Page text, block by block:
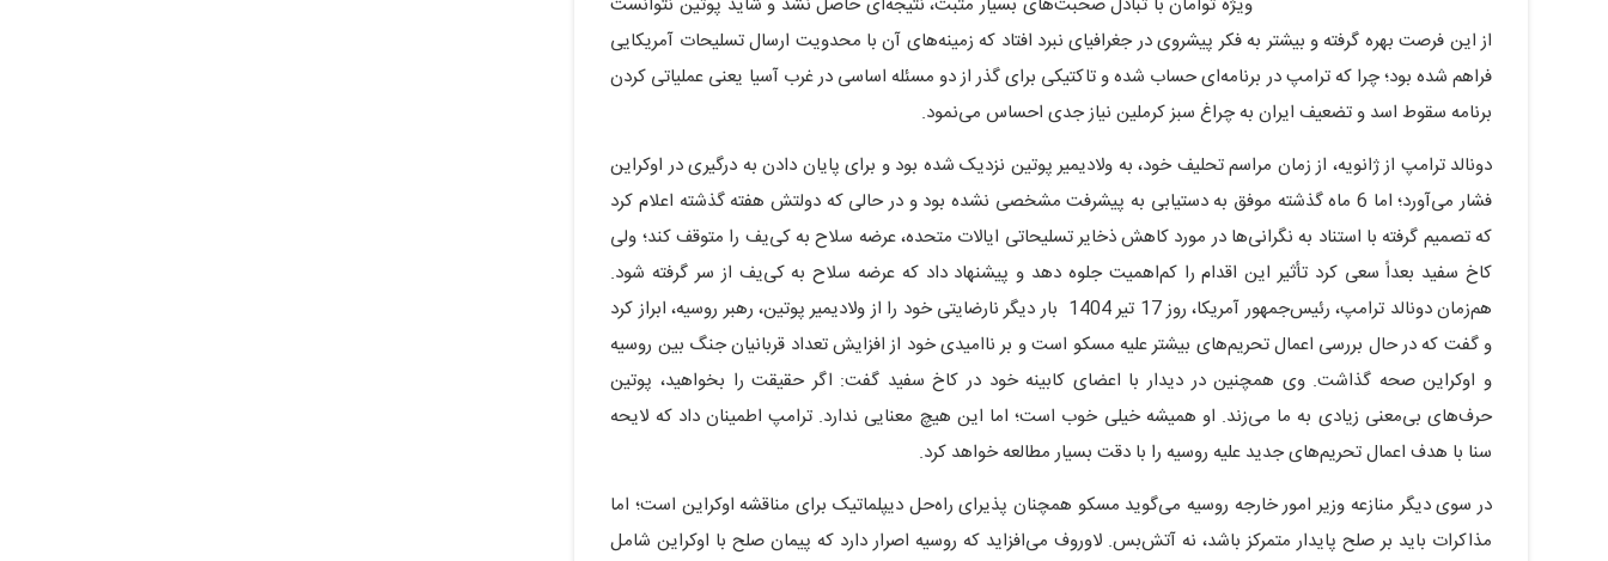
از این فرصت بهره گرفته و بیشتر به فکر پیشروی در جغرافیای نبرد افتاد که زمینه‌های آن با محدویت ارسال تسلیحات آمریکایی
فراهم شده بود؛ چرا که ترامپ در برنامه‌ای حساب شده و تاکتیکی برای گذر از دو مسئله اساسی در غرب آسیا یعنی عملیاتی کردن
برنامه سقوط اسد و تضعیف ایران به چراغ سبز کرملین نیاز جدی احساس می‌نمود.
دونالد ترامپ از ژانویه، از زمان مراسم تحلیف خود، به ولادیمیر پوتین نزدیک شده بود و برای پایان دادن به درگیری در اوکراین
فشار می‌آورد؛ اما 6 ماه گذشته موفق به دستیابی به پیشرفت مشخصی نشده بود و در حالی که دولتش هفته گذشته اعلام کرد
که تصمیم گرفته با استناد به نگرانی‌ها در مورد کاهش ذخایر تسلیحاتی ایالات متحده، عرضه سلاح به کی‌یف را متوقف کند؛ ولی
کاخ سفید بعداً سعی کرد تأثیر این اقدام را کم‌اهمیت جلوه دهد و پیشنهاد داد که عرضه سلاح به کی‌یف از سر گرفته شود.
هم‌زمان دونالد ترامپ، رئیس‌جمهور آمریکا، روز 17 تیر 1404 بار دیگر نارضایتی خود را از ولادیمیر پوتین، رهبر روسیه، ابراز کرد
و گفت که در حال بررسی اعمال تحریم‌های بیشتر علیه مسکو است و بر ناامیدی خود از افزایش تعداد قربانیان جنگ بین روسیه
و اوکراین صحه گذاشت. وی همچنین در دیدار با اعضای کابینه خود در کاخ سفید گفت: اگر حقیقت را بخواهید، پوتین
حرف‌های بی‌معنی زیادی به ما می‌زند. او همیشه خیلی خوب است؛ اما این هیچ معنایی ندارد. ترامپ اطمینان داد که لایحه
سنا با هدف اعمال تحریم‌های جدید علیه روسیه را با دقت بسیار مطالعه خواهد کرد.
در سوی دیگر منازعه وزیر امور خارجه روسیه می‌گوید مسکو همچنان پذیرای راه‌حل دیپلماتیک برای مناقشه اوکراین است؛ اما
مذاکرات باید بر صلح پایدار متمرکز باشد، نه آتش‌بس. لاوروف می‌افزاید که روسیه اصرار دارد که پیمان صلح با اوکراین شامل